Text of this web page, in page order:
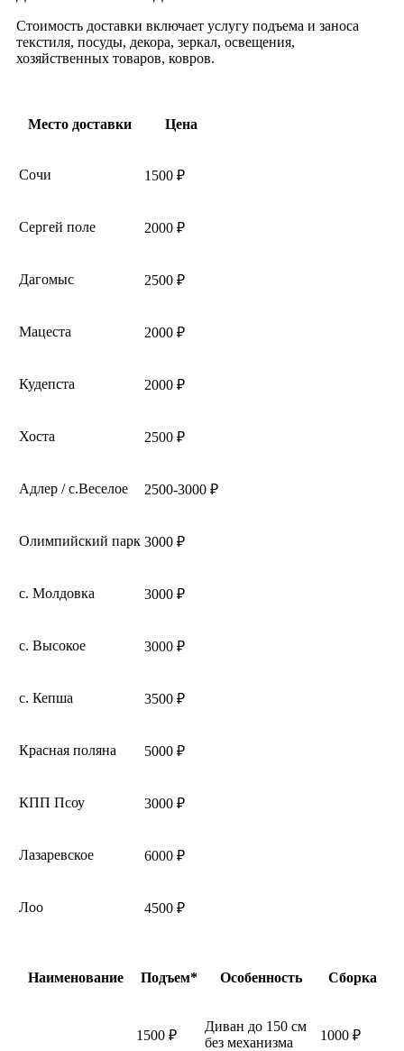
Стоимость доставки включает услугу подъема и заноса
текстиля, посуды, декора, зеркал, освещения,
хозяйственных товаров, ковров.
Место доставки Цена
Сочи 1500 ₽
Сергей поле 2000 ₽
Дагомыс 2500 ₽
Мацеста 2000 ₽
Кудепста 2000 ₽
Хоста 2500 ₽
Адлер / с.Веселое 2500-3000 ₽
Олимпийский парк 3000 ₽
с. Молдовка 3000 ₽
с. Высокое 3000 ₽
с. Кепша 3500 ₽
Красная поляна 5000 ₽
КПП Псоу 3000 ₽
Лазаревское 6000 ₽
Лоо 4500 ₽
Наименование Подъем* Особенность Сборка
1500 ₽
Диван до 150 см
без механизма
1000 ₽